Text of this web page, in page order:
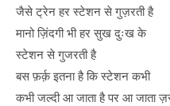
जैसे ट्रेन हर स्टेशन से गुज़रती है
मानो ज़िंदगी भी हर सुख दुःख के
स्टेशन से गुजरती है
बस फ़र्क़ इतना है कि स्टेशन कभी
कभी जल्दी आ जाता है पर आ जाता